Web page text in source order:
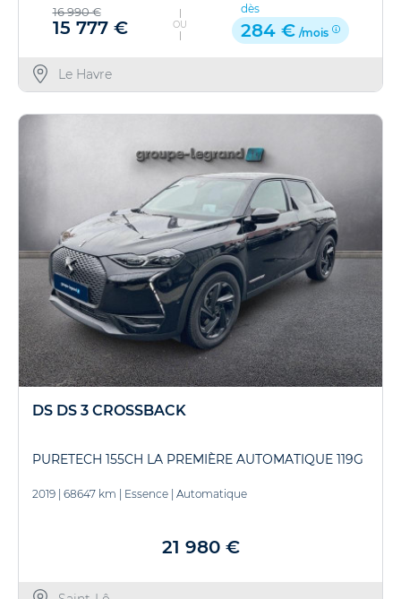
16 990 €
15 777 € OU
dès
284 € /mois
Le Havre
DS DS 3 CROSSBACK
PURETECH 155CH LA PREMIÈRE AUTOMATIQUE 119G
2019 68647 km Essence Automatique
21 980 €